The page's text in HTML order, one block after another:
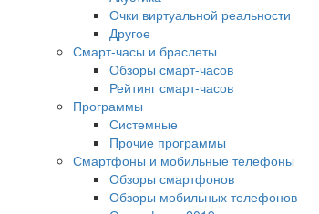
Очки виртуальной реальности
Другое
Смарт-часы и браслеты
Обзоры смарт-часов
Рейтинг смарт-часов
Программы
Системные
Прочие программы
Смартфоны и мобильные телефоны
Обзоры смартфонов
Обзоры мобильных телефонов